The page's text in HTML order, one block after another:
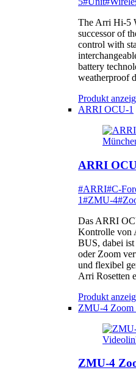
The Arri Hi-5
successor of
control with
battery
weatherproof
Produkt
ARRI OCU-1
ARRI
#ARRI#C-
1#ZMU-4
Das ARRI
Kontrolle von
BUS, dabei
oder Zoom
und flexibel
Arri Rosetten
Produkt
ZMU-4 Zoom
ZMU-4